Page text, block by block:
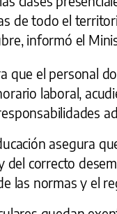
de todo el
informó el
que el personal
laboral,
asegura
del correcto
las normas y el